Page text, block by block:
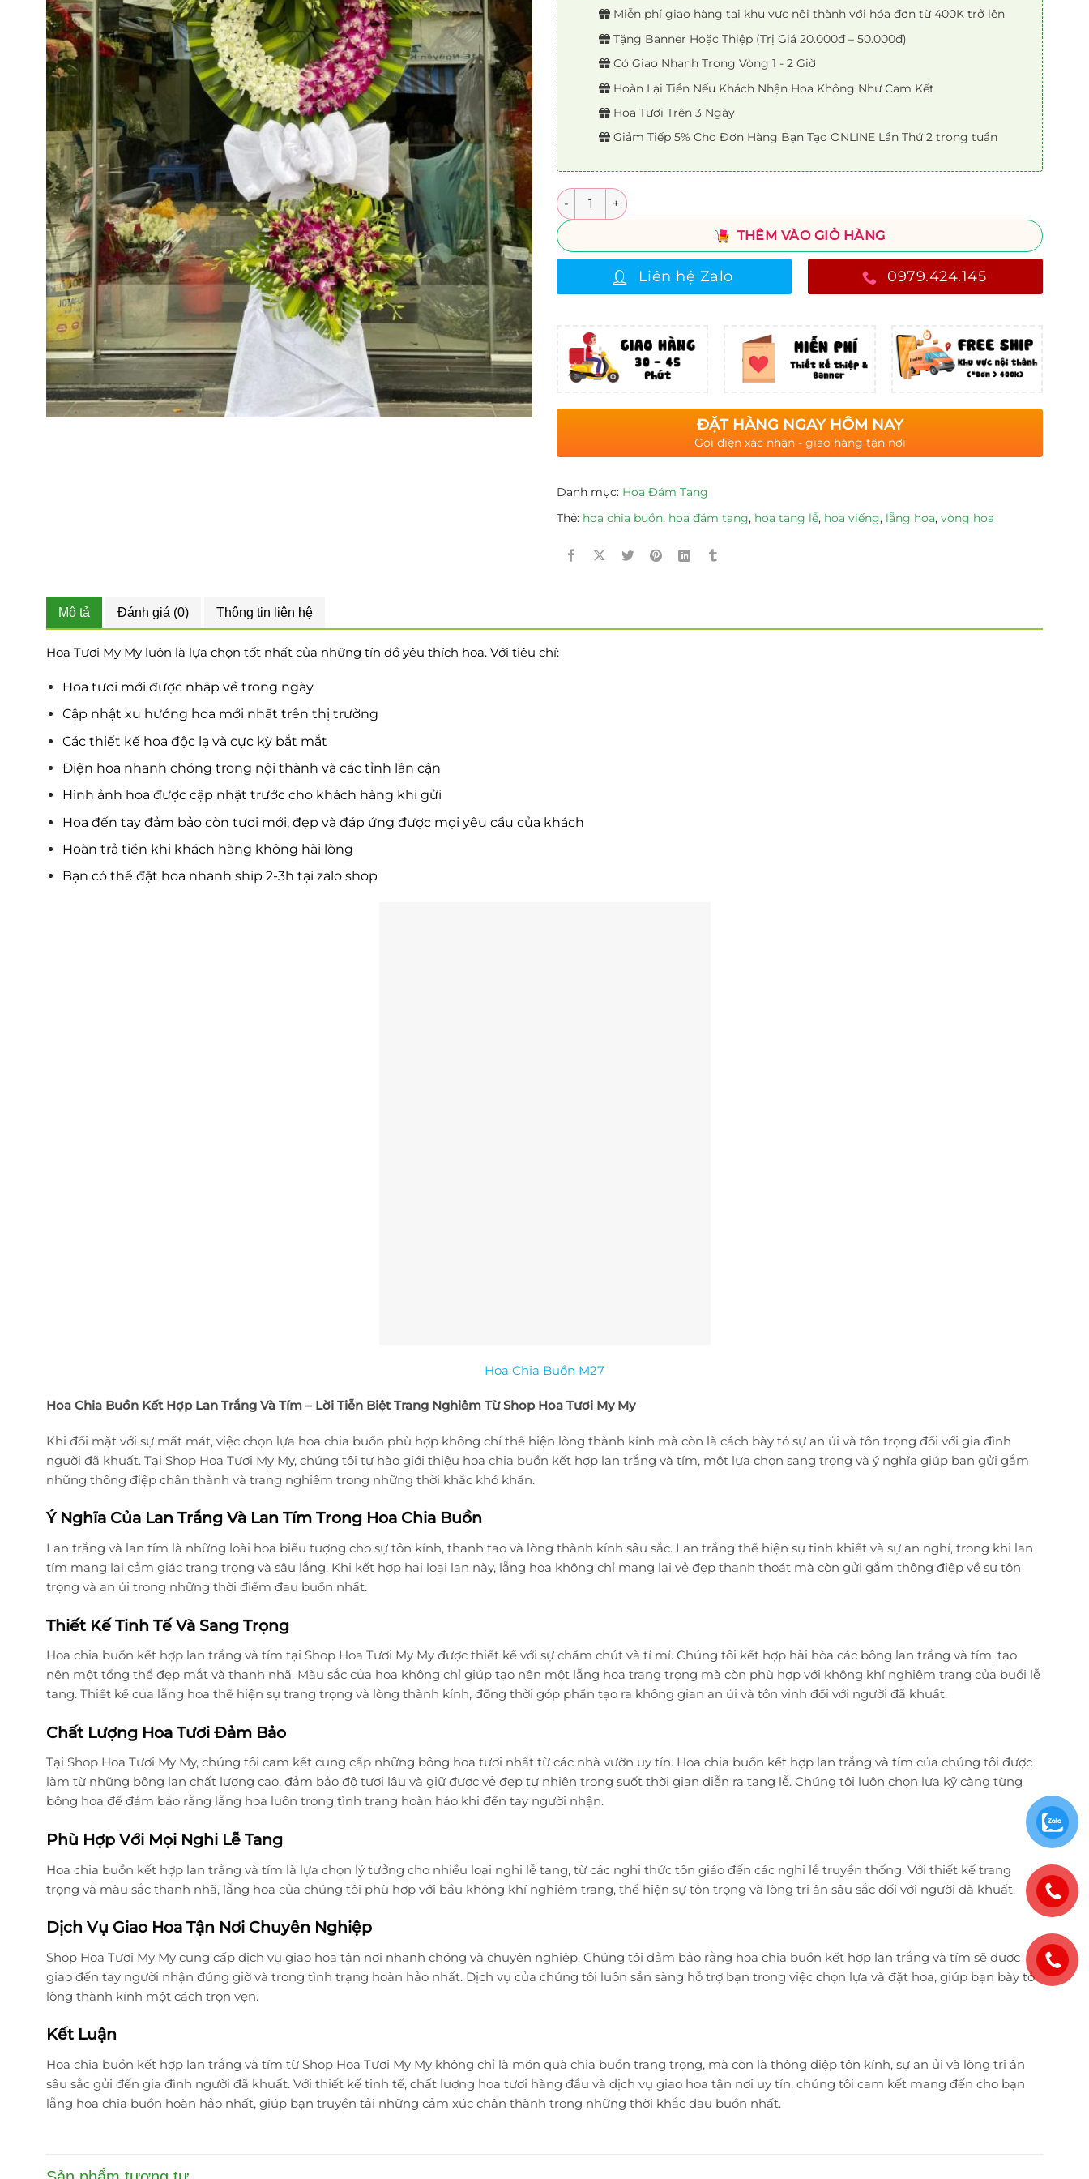
Miễn phí giao hàng tại khu vực nội thành với hóa đơn từ 400K trở lên
Tặng Banner Hoặc Thiệp (Trị Giá 20.000đ – 50.000đ)
Có Giao Nhanh Trong Vòng 1 - 2 Giờ
Hoàn Lại Tiền Nếu Khách Nhận Hoa Không Như Cam Kết
Hoa Tươi Trên 3 Ngày
Giảm Tiếp 5% Cho Đơn Hàng Bạn Tạo ONLINE Lần Thứ 2 trong tuần
Số lượng
THÊM VÀO GIỎ HÀNG
Liên hệ Zalo 0979.424.145
ĐẶT HÀNG NGAY HÔM NAY
Gọi điện xác nhận - giao hàng tận nơi
Danh mục: Hoa Đám Tang
Thẻ: hoa chia buồn, hoa đám tang, hoa tang lễ, hoa viếng, lẵng hoa, vòng hoa
Mô tả Đánh giá (0) Thông tin liên hệ
Hoa Tươi My My luôn là lựa chọn tốt nhất của những tín đồ yêu thích hoa. Với tiêu chí:
Hoa tươi mới được nhập về trong ngày
Cập nhật xu hướng hoa mới nhất trên thị trường
Các thiết kế hoa độc lạ và cực kỳ bắt mắt
Điện hoa nhanh chóng trong nội thành và các tỉnh lân cận
Hình ảnh hoa được cập nhật trước cho khách hàng khi gửi
Hoa đến tay đảm bảo còn tươi mới, đẹp và đáp ứng được mọi yêu cầu của khách
Hoàn trả tiền khi khách hàng không hài lòng
Bạn có thể đặt hoa nhanh ship 2-3h tại zalo shop
Hoa Chia Buồn M27
Hoa Chia Buồn Kết Hợp Lan Trắng Và Tím – Lời Tiễn Biệt Trang Nghiêm Từ Shop Hoa Tươi My My
Khi đối mặt với sự mất mát, việc chọn lựa hoa chia buồn phù hợp không chỉ thể hiện lòng thành kính mà còn là cách bày tỏ sự an ủi và tôn trọng đối với gia đình
người đã khuất. Tại Shop Hoa Tươi My My, chúng tôi tự hào giới thiệu hoa chia buồn kết hợp lan trắng và tím, một lựa chọn sang trọng và ý nghĩa giúp bạn gửi gắm
những thông điệp chân thành và trang nghiêm trong những thời khắc khó khăn.
Ý Nghĩa Của Lan Trắng Và Lan Tím Trong Hoa Chia Buồn
Lan trắng và lan tím là những loài hoa biểu tượng cho sự tôn kính, thanh tao và lòng thành kính sâu sắc. Lan trắng thể hiện sự tinh khiết và sự an nghỉ, trong khi lan
tím mang lại cảm giác trang trọng và sâu lắng. Khi kết hợp hai loại lan này, lẵng hoa không chỉ mang lại vẻ đẹp thanh thoát mà còn gửi gắm thông điệp về sự tôn
trọng và an ủi trong những thời điểm đau buồn nhất.
Thiết Kế Tinh Tế Và Sang Trọng
Hoa chia buồn kết hợp lan trắng và tím tại Shop Hoa Tươi My My được thiết kế với sự chăm chút và tỉ mỉ. Chúng tôi kết hợp hài hòa các bông lan trắng và tím, tạo
nên một tổng thể đẹp mắt và thanh nhã. Màu sắc của hoa không chỉ giúp tạo nên một lẵng hoa trang trọng mà còn phù hợp với không khí nghiêm trang của buổi lễ
tang. Thiết kế của lẵng hoa thể hiện sự trang trọng và lòng thành kính, đồng thời góp phần tạo ra không gian an ủi và tôn vinh đối với người đã khuất.
Chất Lượng Hoa Tươi Đảm Bảo
Tại Shop Hoa Tươi My My, chúng tôi cam kết cung cấp những bông hoa tươi nhất từ các nhà vườn uy tín. Hoa chia buồn kết hợp lan trắng và tím của chúng tôi được
làm từ những bông lan chất lượng cao, đảm bảo độ tươi lâu và giữ được vẻ đẹp tự nhiên trong suốt thời gian diễn ra tang lễ. Chúng tôi luôn chọn lựa kỹ càng từng
bông hoa để đảm bảo rằng lẵng hoa luôn trong tình trạng hoàn hảo khi đến tay người nhận.
Phù Hợp Với Mọi Nghi Lễ Tang
Hoa chia buồn kết hợp lan trắng và tím là lựa chọn lý tưởng cho nhiều loại nghi lễ tang, từ các nghi thức tôn giáo đến các nghi lễ truyền thống. Với thiết kế trang
trọng và màu sắc thanh nhã, lẵng hoa của chúng tôi phù hợp với bầu không khí nghiêm trang, thể hiện sự tôn trọng và lòng tri ân sâu sắc đối với người đã khuất.
Dịch Vụ Giao Hoa Tận Nơi Chuyên Nghiệp
Shop Hoa Tươi My My cung cấp dịch vụ giao hoa tận nơi nhanh chóng và chuyên nghiệp. Chúng tôi đảm bảo rằng hoa chia buồn kết hợp lan trắng và tím sẽ được
giao đến tay người nhận đúng giờ và trong tình trạng hoàn hảo nhất. Dịch vụ của chúng tôi luôn sẵn sàng hỗ trợ bạn trong việc chọn lựa và đặt hoa, giúp bạn bày tỏ
lòng thành kính một cách trọn vẹn.
Kết Luận
Hoa chia buồn kết hợp lan trắng và tím từ Shop Hoa Tươi My My không chỉ là món quà chia buồn trang trọng, mà còn là thông điệp tôn kính, sự an ủi và lòng tri ân
sâu sắc gửi đến gia đình người đã khuất. Với thiết kế tinh tế, chất lượng hoa tươi hàng đầu và dịch vụ giao hoa tận nơi uy tín, chúng tôi cam kết mang đến cho bạn
lẵng hoa chia buồn hoàn hảo nhất, giúp bạn truyền tải những cảm xúc chân thành trong những thời khắc đau buồn nhất.